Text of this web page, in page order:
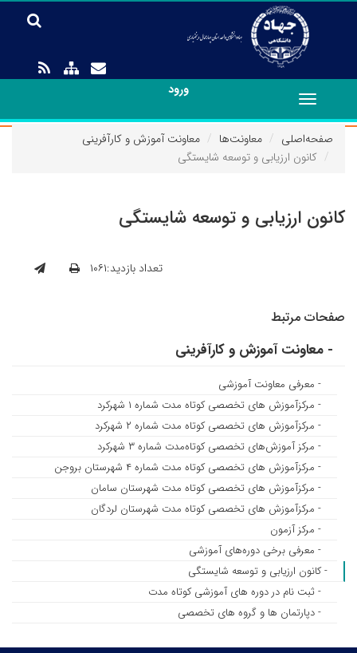
ورود
Toggle
navigation
صفحه‌اصلی
معاونت‌ها
معاونت آموزش و کارآفرینی
کانون ارزیابی و توسعه شایستگی
کانون ارزیابی و توسعه شایستگی
تعداد بازدید:۱۰۶۱
صفحات مرتبط
- معاونت آموزش و کارآفرینی
- معرفی معاونت آموزشی
- مرکزآموزش های تخصصی کوتاه مدت شماره ۱ شهرکرد
- مرکزآموزش های تخصصی کوتاه مدت شماره ۲ شهرکرد
- مرکز آموزش‌های تخصصی کوتاه‌مدت شماره ۳ شهرکرد
- مرکزآموزش های تخصصی کوتاه مدت شماره ۴ شهرستان بروجن
- مرکزآموزش های تخصصی کوتاه مدت شهرستان سامان
- مرکزآموزش های تخصصی کوتاه مدت شهرستان لردگان
- مرکز آزمون
- معرفی برخی دوره‌های آموزشی
- کانون ارزیابی و توسعه شایستگی
- ثبت نام در دوره های آموزشی کوتاه مدت
- دپارتمان ها و گروه های تخصصی